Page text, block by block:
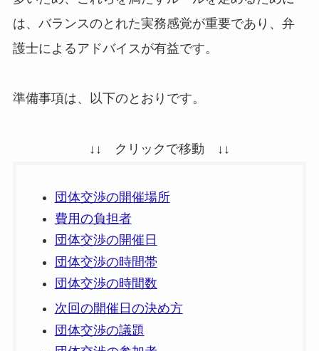
は、バランスのとれた実務感覚が重要であり、弁
護士によるアドバイスが有益です。
準備事項は、以下のとおりです。
↓↓ クリックで移動 ↓↓
団体交渉の開催場所
費用の負担者
団体交渉の開催日
団体交渉の時間帯
団体交渉の時間数
次回の開催日の決め方
団体交渉の議題